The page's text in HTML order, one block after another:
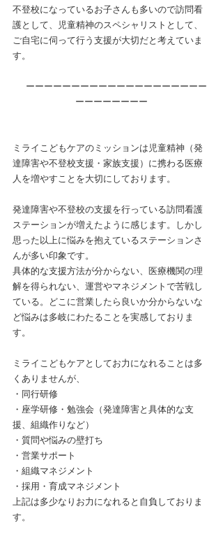
不登校になっているお子さんも多いので訪問看
護として、児童精神のスペシャリストとして、
ご自宅に伺って行う支援が大切だと考えていま
す。
ーーーーーーーーーーーーーーーーーーーー
ーーーーーーーー
ミライこどもケアのミッションは児童精神（発
達障害や不登校支援・家族支援）に携わる医療
人を増やすことを大切にしております。
発達障害や不登校の支援を行っている訪問看護
ステーションが増えたように感じます。しかし
思った以上に悩みを抱えているステーションさ
んが多い印象です。
具体的な支援方法が分からない、医療機関の理
解を得られない、運営やマネジメントで苦戦し
ている。どこに営業したら良いか分からないな
ど悩みは多岐にわたることを実感しておりま
す。
ミライこどもケアとしてお力になれることは多
くありませんが、
・同行研修
・座学研修・勉強会（発達障害と具体的な支
援、組織作りなど）
・質問や悩みの壁打ち
・営業サポート
・組織マネジメント
・採用・育成マネジメント
上記は多少なりお力になれると自負しておりま
す。